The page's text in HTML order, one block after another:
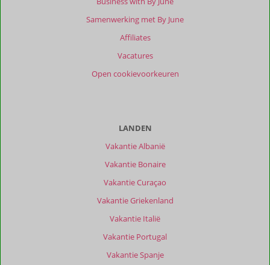
Samenwerking met By June
Affiliates
Vacatures
Open cookievoorkeuren
LANDEN
Vakantie Albanië
Vakantie Bonaire
Vakantie Curaçao
Vakantie Griekenland
Vakantie Italië
Vakantie Portugal
Vakantie Spanje